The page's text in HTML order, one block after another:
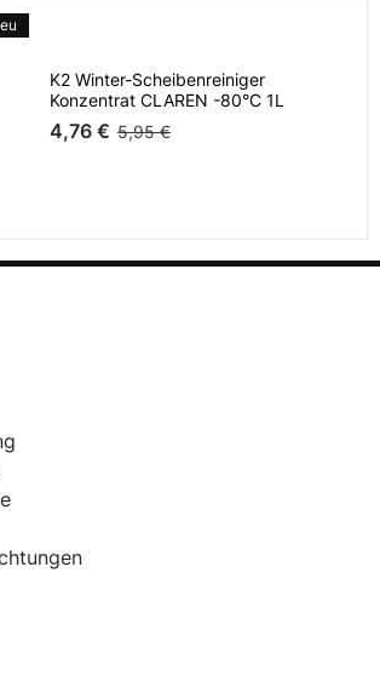
K2 Winter-Scheibenreiniger
Konzentrat CLAREN -80°C 1L
4,76 € 5,95 €